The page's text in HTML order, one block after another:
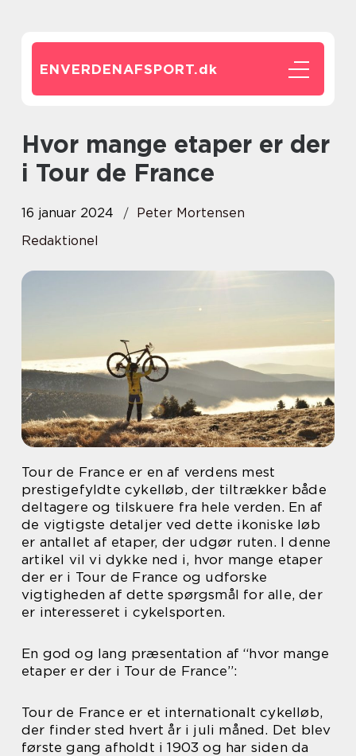
ENVERDENAFSPORT.dk
Hvor mange etaper er der
i Tour de France
16 januar 2024
Peter Mortensen
Redaktionel
Tour de France er en af verdens mest
prestigefyldte cykelløb, der tiltrækker både
deltagere og tilskuere fra hele verden. En af
de vigtigste detaljer ved dette ikoniske løb
er antallet af etaper, der udgør ruten. I denne
artikel vil vi dykke ned i, hvor mange etaper
der er i Tour de France og udforske
vigtigheden af dette spørgsmål for alle, der
er interesseret i cykelsporten.
En god og lang præsentation af “hvor mange
etaper er der i Tour de France”:
Tour de France er et internationalt cykelløb,
der finder sted hvert år i juli måned. Det blev
første gang afholdt i 1903 og har siden da